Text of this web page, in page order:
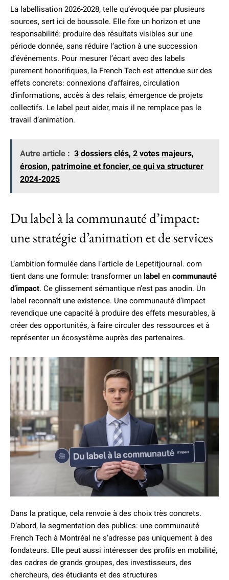
La labellisation 2026-2028, telle qu’évoquée par plusieurs
sources, sert ici de boussole. Elle fixe un horizon et une
responsabilité: produire des résultats visibles sur une
période donnée, sans réduire l’action à une succession
d’événements. Pour mesurer l’écart avec des labels
purement honorifiques, la French Tech est attendue sur des
effets concrets: connexions d’affaires, circulation
d’informations, accès à des relais, émergence de projets
collectifs. Le label peut aider, mais il ne remplace pas le
travail d’animation.
Autre article : 3 dossiers clés, 2 votes majeurs,
érosion, patrimoine et foncier, ce qui va structurer
2024-2025
Du label à la communauté d’impact:
une stratégie d’animation et de services
L’ambition formulée dans l’article de Lepetitjournal. com
tient dans une formule: transformer un label en communauté
d’impact. Ce glissement sémantique n’est pas anodin. Un
label reconnaît une existence. Une communauté d’impact
revendique une capacité à produire des effets mesurables, à
créer des opportunités, à faire circuler des ressources et à
représenter un écosystème auprès des partenaires.
Dans la pratique, cela renvoie à des choix très concrets.
D’abord, la segmentation des publics: une communauté
French Tech à Montréal ne s’adresse pas uniquement à des
fondateurs. Elle peut aussi intéresser des profils en mobilité,
des cadres de grands groupes, des investisseurs, des
chercheurs, des étudiants et des structures